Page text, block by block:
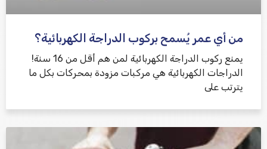
من أي عمر يُسمح بركوب الدراجة الكهربائية؟
يمنع ركوب الدراجة الكهربائية لمن هم أقل من 16 سنة!
الدراجات الكهربائية هي مركبات مزودة بمحركات بكل ما
يترتب على